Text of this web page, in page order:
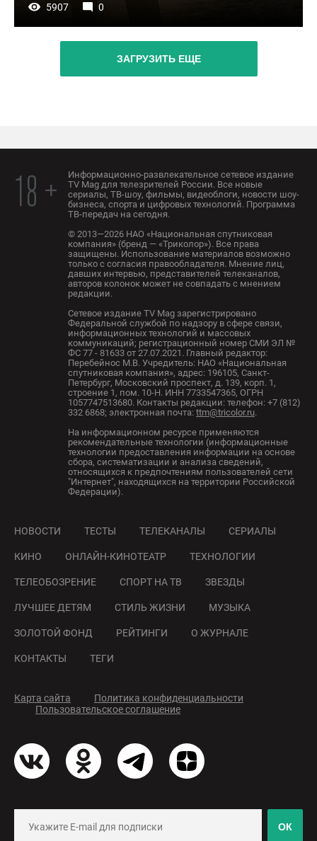
5907 0
ЗАГРУЗИТЬ ЕЩЕ
18 +
Информационно-развлекательное сетевое издание
TV Mag для телезрителей России. Все новые
сериалы, ТВ-шоу, фильмы, видеоблоги, новости шоу-
бизнеса, спорта и цифровых технологий. Программа
ТВ-передач на сегодня.
© 2013—2026 НАО «Национальная спутниковая
компания» (бренд — «Триколор»). Все права
защищены. Использование материалов возможно
только с согласия правообладателя. Мнение лиц,
давших интервью, представителей телеканалов,
авторов колонок может не совпадать с мнением
редакции.
Сетевое издание TV Mag зарегистрировано
Федеральной службой по надзору в сфере связи,
информационных технологий и массовых
коммуникаций; регистрационный номер СМИ ЭЛ №
ФС 77 - 81633 от 27.07.2021. Главный редактор:
Перебейнос М.В. Учредитель: НАО «Национальная
спутниковая компания», адрес: 196105, Санкт-
Петербург, Московский проспект, д. 139, корп. 1,
строение 1, пом. 10-Н. ИНН 7733547365, ОГРН
1057747513680. Контакты редакции: телефон: +7 (812)
332 6868; электронная почта: ttm@tricolor.ru.
На информационном ресурсе применяются
рекомендательные технологии (информационные
технологии предоставления информации на основе
сбора, систематизации и анализа сведений,
относящихся к предпочтениям пользователей сети
"Интернет", находящихся на территории Российской
Федерации).
НОВОСТИ ТЕСТЫ ТЕЛЕКАНАЛЫ СЕРИАЛЫ
КИНО ОНЛАЙН-КИНОТЕАТР ТЕХНОЛОГИИ
ТЕЛЕОБОЗРЕНИЕ СПОРТ НА ТВ ЗВЕЗДЫ
ЛУЧШЕЕ ДЕТЯМ СТИЛЬ ЖИЗНИ МУЗЫКА
ЗОЛОТОЙ ФОНД РЕЙТИНГИ О ЖУРНАЛЕ
КОНТАКТЫ ТЕГИ
Карта сайта
Политика конфиденциальности
Пользовательское соглашение
ОК